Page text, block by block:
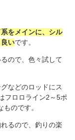
をメインに、シル
いです。
ので、色々試して
などのロッドにス
フロロライン2～5ポ
のです。
るので、釣りの楽